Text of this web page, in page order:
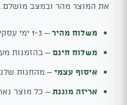
את המוצר מהר ובמצב מושלם.
משלוח מהיר– 1-3 ימי עסקים לכל הארץ
משלוח חינם– בהזמנות מעל 300
איסוף עצמי– מהחנות
אריזה מוגנת– כל מוצר